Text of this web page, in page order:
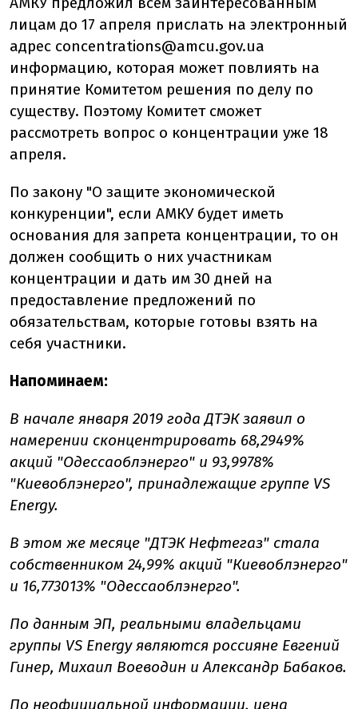
лицам до 17 апреля прислать на электронный
адрес concentrations@amcu.gov.ua
информацию, которая может повлиять на
принятие Комитетом решения по делу по
существу. Поэтому Комитет сможет
рассмотреть вопрос о концентрации уже 18
апреля.
По закону "О защите экономической
конкуренции", если АМКУ будет иметь
основания для запрета концентрации, то он
должен сообщить о них участникам
концентрации и дать им 30 дней на
предоставление предложений по
обязательствам, которые готовы взять на
себя участники.
Напоминаем:
В начале января 2019 года ДТЭК заявил о
намерении сконцентрировать 68,2949%
акций "Одессаоблэнерго" и 93,9978%
"Киевоблэнерго", принадлежащие группе VS
Energy.
В этом же месяце "ДТЭК Нефтегаз" стала
собственником 24,99% акций "Киевоблэнерго"
и 16,773013% "Одессаоблэнерго".
По данным ЭП, реальными владельцами
группы VS Energy являются россияне Евгений
Гинер, Михаил Воеводин и Александр Бабаков.
По неофициальной информации, цена